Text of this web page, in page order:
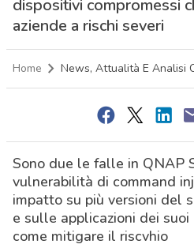
dispositivi compromessi
aziende a rischi severi
Home News, Attualità E Analisi
Sono due le falle in QNAP
vulnerabilità di command
impatto su più versioni del
e sulle applicazioni dei
come mitigare il riscvhio